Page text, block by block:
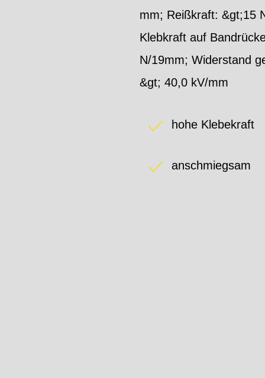
mm; Reißkraft: &gt;15
Klebkraft auf
N/19mm; Widerstand
&gt; 40,0 kV/mm
hohe Klebekraft
anschmiegsam